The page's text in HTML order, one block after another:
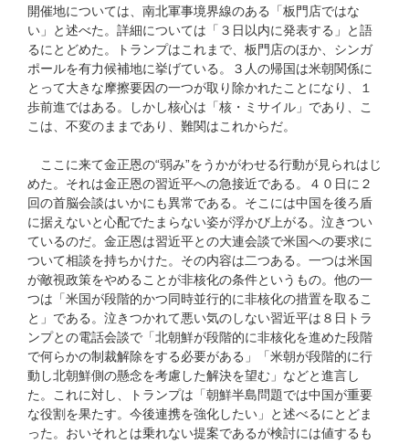
開催地については、南北軍事境界線のある「板門店ではな
い」と述べた。詳細については「３日以内に発表する」と語
るにとどめた。トランプはこれまで、板門店のほか、シンガ
ポールを有力候補地に挙げている。３人の帰国は米朝関係に
とって大きな摩擦要因の一つが取り除かれたことになり、１
歩前進ではある。しかし核心は「核・ミサイル」であり、こ
こは、不変のままであり、難関はこれからだ。
ここに来て金正恩の“弱み”をうかがわせる行動が見られはじ
めた。それは金正恩の習近平への急接近である。４０日に２
回の首脳会談はいかにも異常である。そこには中国を後ろ盾
に据えないと心配でたまらない姿が浮かび上がる。泣きつい
ているのだ。金正恩は習近平との大連会談で米国への要求に
ついて相談を持ちかけた。その内容は二つある。一つは米国
が敵視政策をやめることが非核化の条件というもの。他の一
つは「米国が段階的かつ同時並行的に非核化の措置を取るこ
と」である。泣きつかれて悪い気のしない習近平は８日トラ
ンプとの電話会談で「北朝鮮が段階的に非核化を進めた段階
で何らかの制裁解除をする必要がある」「米朝が段階的に行
動し北朝鮮側の懸念を考慮した解決を望む」などと進言し
た。これに対し、トランプは「朝鮮半島問題では中国が重要
な役割を果たす。今後連携を強化したい」と述べるにとどま
った。おいそれとは乗れない提案であるが検討には値するも